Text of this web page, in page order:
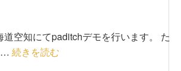
空知にてpaditchデモを行います。 た
… 続きを読む